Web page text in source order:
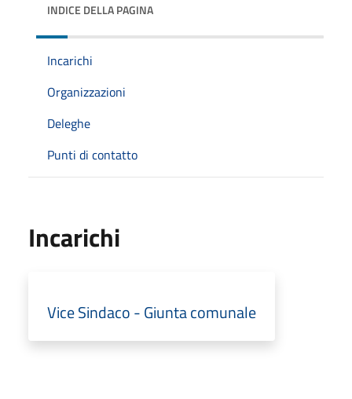
INDICE DELLA PAGINA
Incarichi
Organizzazioni
Deleghe
Punti di contatto
Incarichi
Vice Sindaco - Giunta comunale